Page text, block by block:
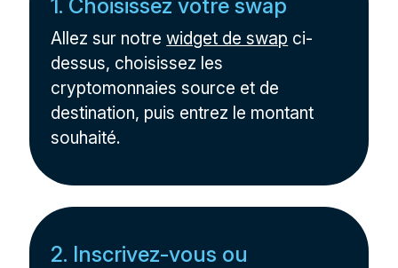
1. Choisissez votre swap
Allez sur notrewidget de swap ci-
dessus, choisissez les
cryptomonnaies source et de
destination, puis entrez le montant
souhaité.
2. Inscrivez-vous ou